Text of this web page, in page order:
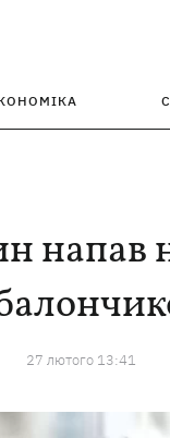
напав
27 лютого 13:41